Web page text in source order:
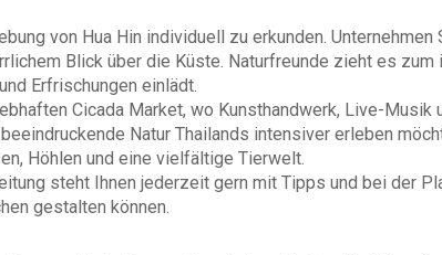
von Hua Hin individuell zu erkunden.
Blick über die Küste. Naturfreunde zieht es
Erfrischungen einlädt.
Cicada Market, wo Kunsthandwerk, Live-
Natur Thailands intensiver erleben
Höhlen und eine vielfältige Tierwelt.
steht Ihnen jederzeit gern mit Tipps und bei der
gestalten können.